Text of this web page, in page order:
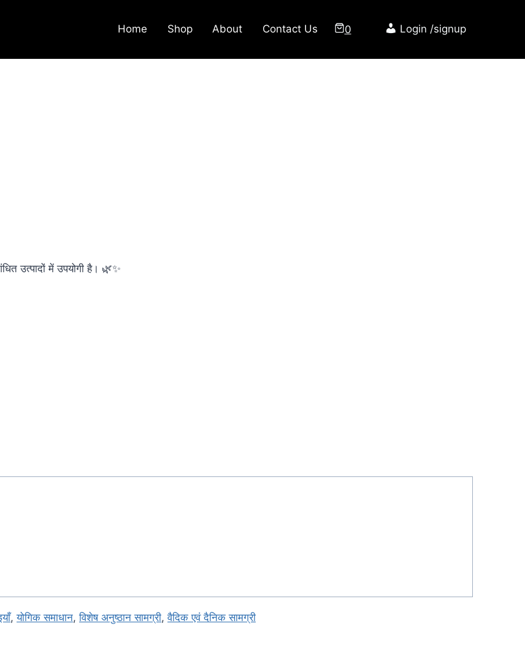
Home Shop About Contact Us 0 Login /signup
उत्पादों में उपयोगी है। 🌿✨
,योगिक समाधान,विशेष अनुष्ठान सामग्री,वैदिक एवं दैनिक सामग्री